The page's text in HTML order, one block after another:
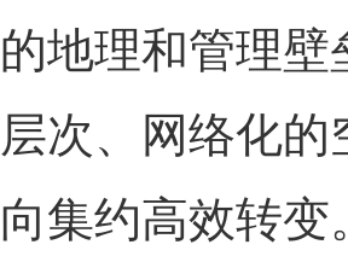
的地理和管理壁
层次、网络化
向集约高效转